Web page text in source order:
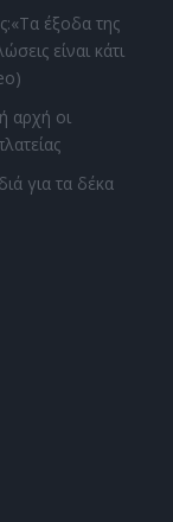
έξοδα της
είναι κάτι
αρχή οι
για τα δέκα